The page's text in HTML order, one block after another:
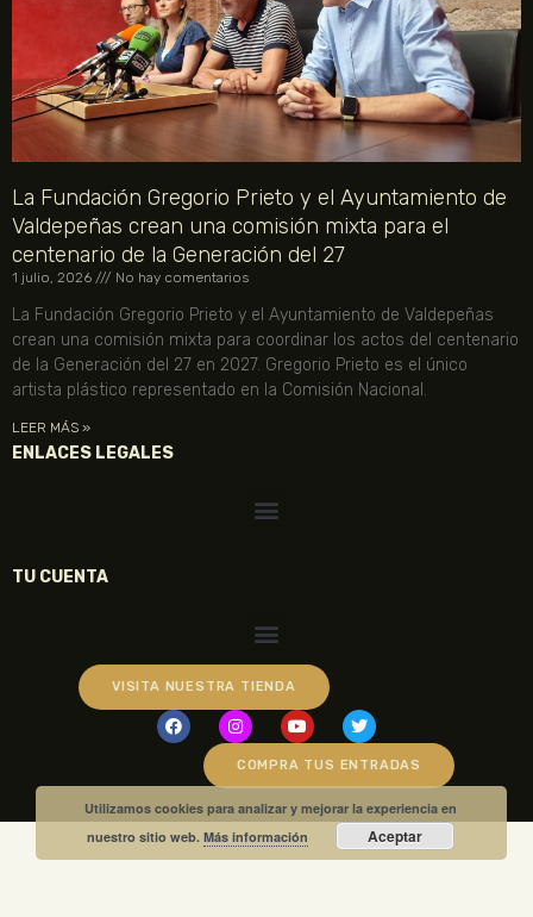
La Fundación Gregorio Prieto y el Ayuntamiento de
Valdepeñas crean una comisión mixta para el
centenario de la Generación del 27
1 julio, 2026 No hay comentarios
La Fundación Gregorio Prieto y el Ayuntamiento de Valdepeñas
crean una comisión mixta para coordinar los actos del centenario
de la Generación del 27 en 2027. Gregorio Prieto es el único
artista plástico representado en la Comisión Nacional.
LEER MÁS »
ENLACES LEGALES
TU CUENTA
VISITA NUESTRA TIENDA
COMPRA TUS ENTRADAS
Utilizamos cookies para analizar y mejorar la experiencia en
nuestro sitio web.Más información Aceptar